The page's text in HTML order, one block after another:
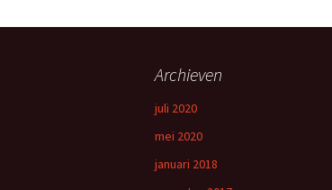
Archieven
juli 2020
mei 2020
januari 2018